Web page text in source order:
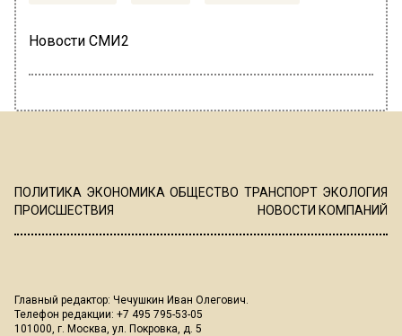
Новости СМИ2
ПОЛИТИКА ЭКОНОМИКА ОБЩЕСТВО ТРАНСПОРТ ЭКОЛОГИЯ
ПРОИСШЕСТВИЯ
НОВОСТИ КОМПАНИЙ
Главный редактор: Чечушкин Иван Олегович.
Телефон редакции: +7 495 795-53-05
101000, г. Москва, ул. Покровка, д. 5